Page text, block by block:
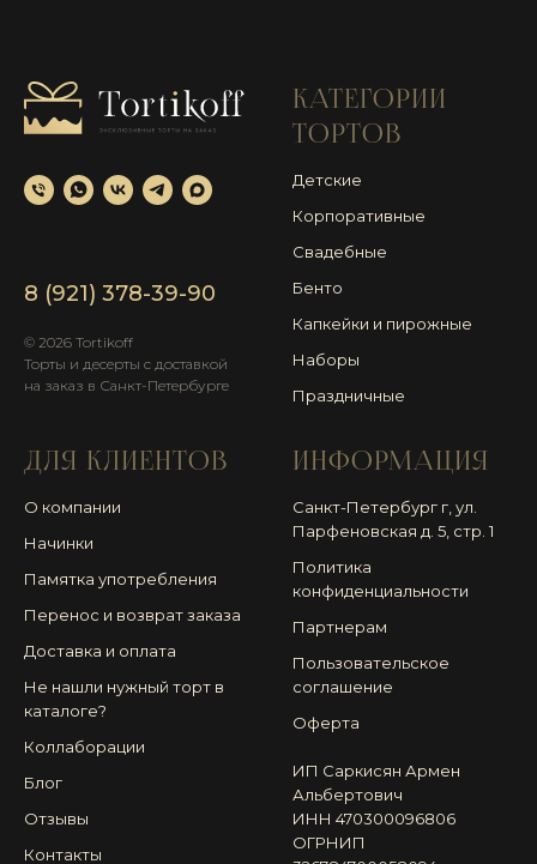
8 (921) 378-39-90
© 2026 Tortikoff
Торты и десерты с доставкой
на заказ в Санкт-Петербурге
КАТЕГОРИИ
ТОРТОВ
Детские
Корпоративные
Свадебные
Бенто
Капкейки и пирожные
Наборы
Праздничные
ДЛЯ КЛИЕНТОВ
О компании
Начинки
Памятка употребления
Перенос и возврат заказа
Доставка и оплата
Не нашли нужный торт в
каталоге?
Коллаборации
Блог
Отзывы
Контакты
ИНФОРМАЦИЯ
Санкт-Петербург г, ул.
Парфеновская д. 5, стр. 1
Политика
конфиденциальности
Партнерам
Пользовательское
соглашение
Оферта
ИП Саркисян Армен
Альбертович
ИНН 470300096806
ОГРНИП